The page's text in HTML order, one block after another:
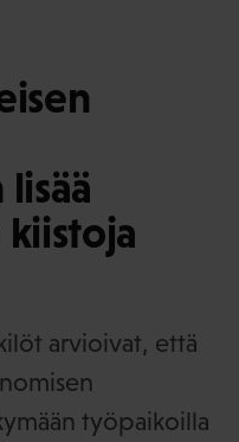
kiistoja
arvioivat, että
työpaikoilla